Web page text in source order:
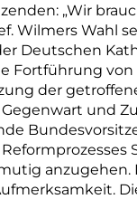
„Wir
Wilmers Wahl
Deutschen
Fortführung von
der
Gegenwart und
anzugehen.